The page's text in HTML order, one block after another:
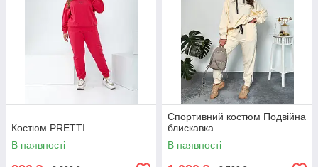
Костюм PRETTI
В наявності
Спортивний костюм Подвійна
блискавка
В наявності